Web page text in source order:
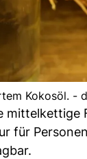
Kokosöl. -
mittelkettige
für